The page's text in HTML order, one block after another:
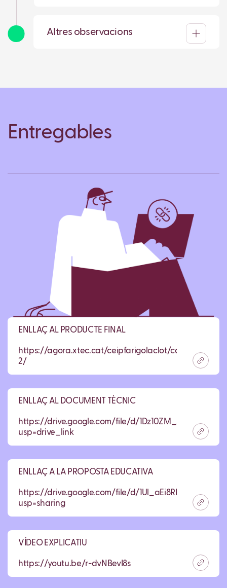
Altres observacions
Entregables
ENLLAÇ AL PRODUCTE FINAL
https://agora.xtec.cat/ceipfarigolaclot/categoria/
2/
ENLLAÇ AL DOCUMENT TÈCNIC
https://drive.google.com/file/d/
usp=drive_link
ENLLAÇ A LA PROPOSTA EDUCATIVA
https://drive.google.com/file/d/
usp=sharing
VÍDEO EXPLICATIU
https://youtu.be/r-dvNBevI8s